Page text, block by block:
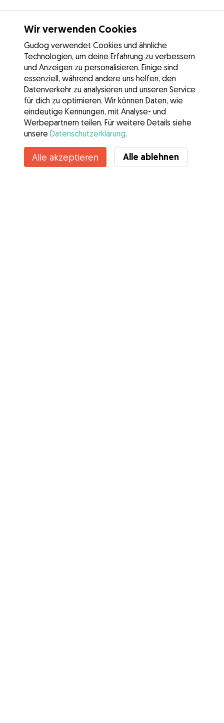
Wir verwenden Cookies
Gudog verwendet Cookies und ähnliche
Technologien, um deine Erfahrung zu verbessern
und Anzeigen zu personalisieren. Einige sind
essenziell, während andere uns helfen, den
Datenverkehr zu analysieren und unseren Service
für dich zu optimieren. Wir können Daten, wie
eindeutige Kennungen, mit Analyse- und
Werbepartnern teilen. Für weitere Details siehe
unsere Datenschutzerklärung.
Alle akzeptieren Alle ablehnen